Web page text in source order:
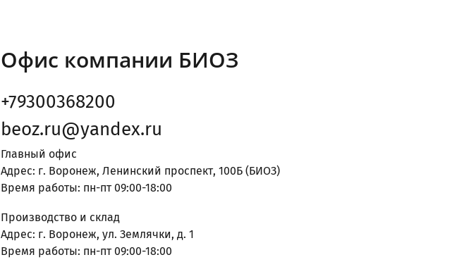
Офис компании БИОЗ
+79300368200
beoz.ru@yandex.ru
Главный офис
Адрес: г. Воронеж, Ленинский проспект, 100Б (БИОЗ)
Время работы: пн-пт 09:00-18:00
Производство и склад
Адрес: г. Воронеж, ул. Землячки, д. 1
Время работы: пн-пт 09:00-18:00